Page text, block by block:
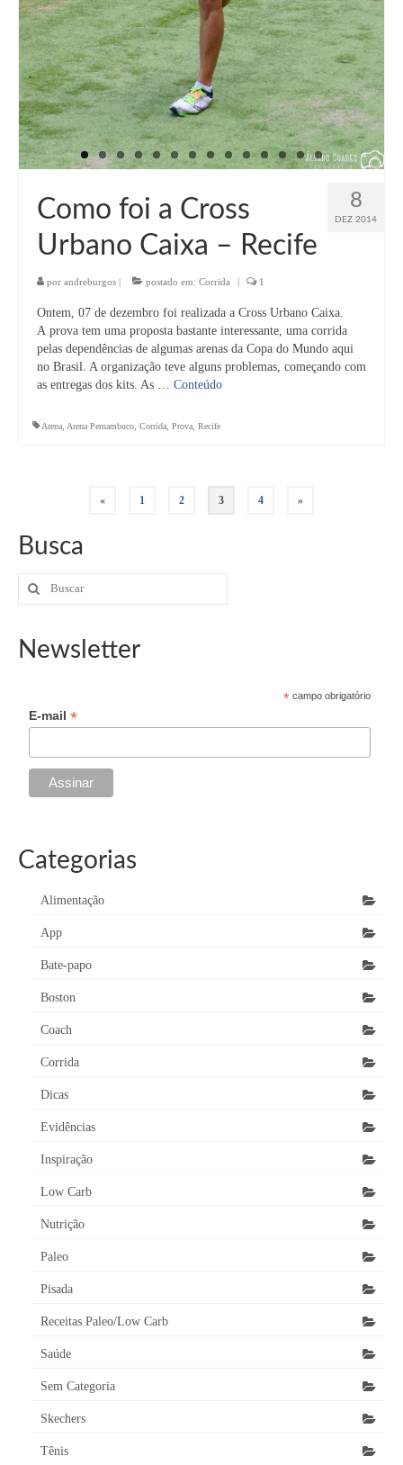
8
DEZ 2014
Como foi a Cross
Urbano Caixa – Recife
por andreburgos | postado em: Corrida | 1
Ontem, 07 de dezembro foi realizada a Cross Urbano Caixa.
A prova tem uma proposta bastante interessante, uma corrida
pelas dependências de algumas arenas da Copa do Mundo aqui
no Brasil. A organização teve alguns problemas, começando com
as entregas dos kits. As … Conteúdo
Arena Arena Pernambuco Corrida Prova Recife
Navegação
por
posts
« 1 2 3 4 »
Busca
Buscar
Newsletter
* campo obrigatório
E-mail*
Categorias
Alimentação
App
Bate-papo
Boston
Coach
Corrida
Dicas
Evidências
Inspiração
Low Carb
Nutrição
Paleo
Pisada
Receitas Paleo/Low Carb
Saúde
Sem Categoria
Skechers
Tênis